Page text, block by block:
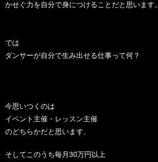
かせぐ力を自分で身につけることだと思います。
では
ダンサーが自分で生み出せる仕事って何？
今思いつくのは
イベント主催・レッスン主催
のどちらかだと思います、
そしてこのうち毎月30万円以上